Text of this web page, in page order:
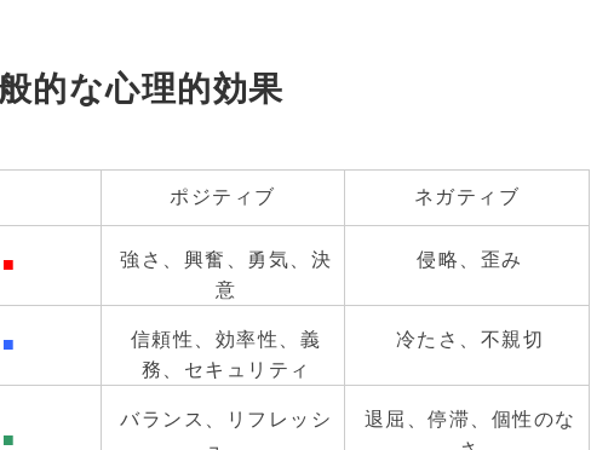
的な心理的効果
ポジティブ ネガティブ
■
強さ、興奮、勇気、決
意
侵略、歪み
■
信頼性、効率性、義
務、セキュリティ
冷たさ、不親切
■
バランス、リフレッシ
退屈、停滞、個性のな